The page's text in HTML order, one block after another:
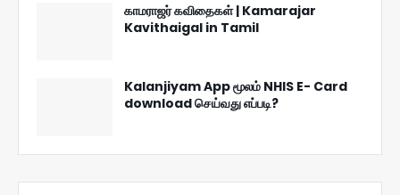
காமராஜர் கவிதைகள் | Kamarajar
Kavithaigal in Tamil
Kalanjiyam App மூலம் NHIS E- Card
download செய்வது எப்படி?